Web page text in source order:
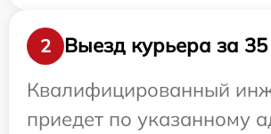
2
Выезд курьера за
Квалифицированный
приедет по указанному